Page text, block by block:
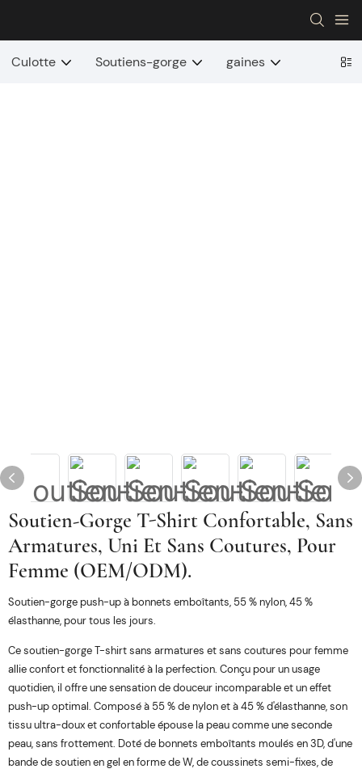
Culotte Soutiens-gorge gaines
Soutien-Gorge T-Shirt Confortable, Sans
Armatures, Uni Et Sans Coutures, Pour
Femme (OEM/ODM).
Soutien-gorge push-up à bonnets emboîtants, 55 % nylon, 45 %
élasthanne, pour tous les jours.
Ce soutien-gorge T-shirt sans armatures et sans coutures pour femme
allie confort et fonctionnalité à la perfection. Conçu pour un usage
quotidien, il offre une sensation de douceur incomparable et un effet
push-up optimal. Composé à 55 % de nylon et à 45 % d'élasthanne, son
tissu ultra-doux et confortable épouse la peau comme une seconde
peau, sans frottement. Doté de bonnets emboîtants moulés en 3D, d'une
bande de soutien en gel en forme de W, de coussinets semi-fixes, de